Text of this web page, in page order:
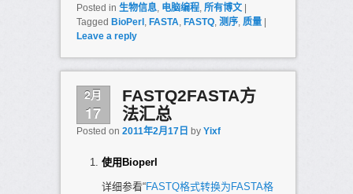
Posted in 生物信息, 电脑编程, 所有博文
Tagged BioPerl , FASTA, FASTQ, 测序, 质量
Leave a reply
2月
17
FASTQ2FASTA方
法汇总
Posted on 2011年2月17日 by Yixf
使用Bioperl
详细参看“FASTQ格式转换为FASTA格